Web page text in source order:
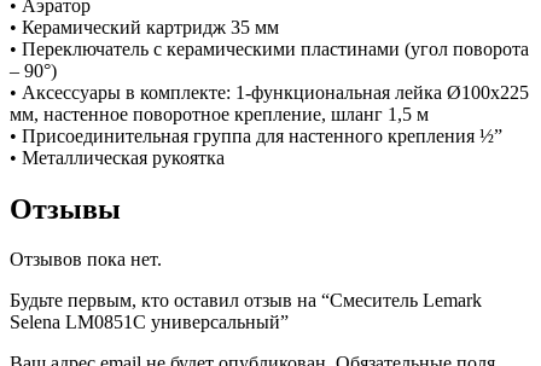
• Аэратор
• Керамический картридж 35 мм
• Переключатель с керамическими пластинами (угол поворота
– 90°)
• Аксессуары в комплекте: 1-функциональная лейка Ø100х225
мм, настенное поворотное крепление, шланг 1,5 м
• Присоединительная группа для настенного крепления ½”
• Металлическая рукоятка
Отзывы
Отзывов пока нет.
Будьте первым, кто оставил отзыв на “Смеситель Lemark
Selena LM0851С универсальный”